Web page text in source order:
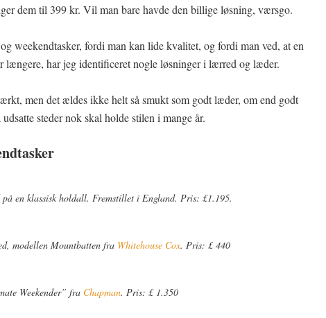
dem til 399 kr. Vil man bare havde den billige løsning, værsgo.
weekendtasker, fordi man kan lide kvalitet, og fordi man ved, at en
længere, har jeg identificeret nogle løsninger i lærred og læder.
men det ældes ikke helt så smukt som godt læder, om end godt
steder nok skal holde stilen i mange år.
en klassisk holdall. Fremstillet i England. Pris: £1.195.
modellen Mountbatten fra Whitehouse Cox. Pris: £ 440
Weekender” fra Chapman. Pris: £ 1.350